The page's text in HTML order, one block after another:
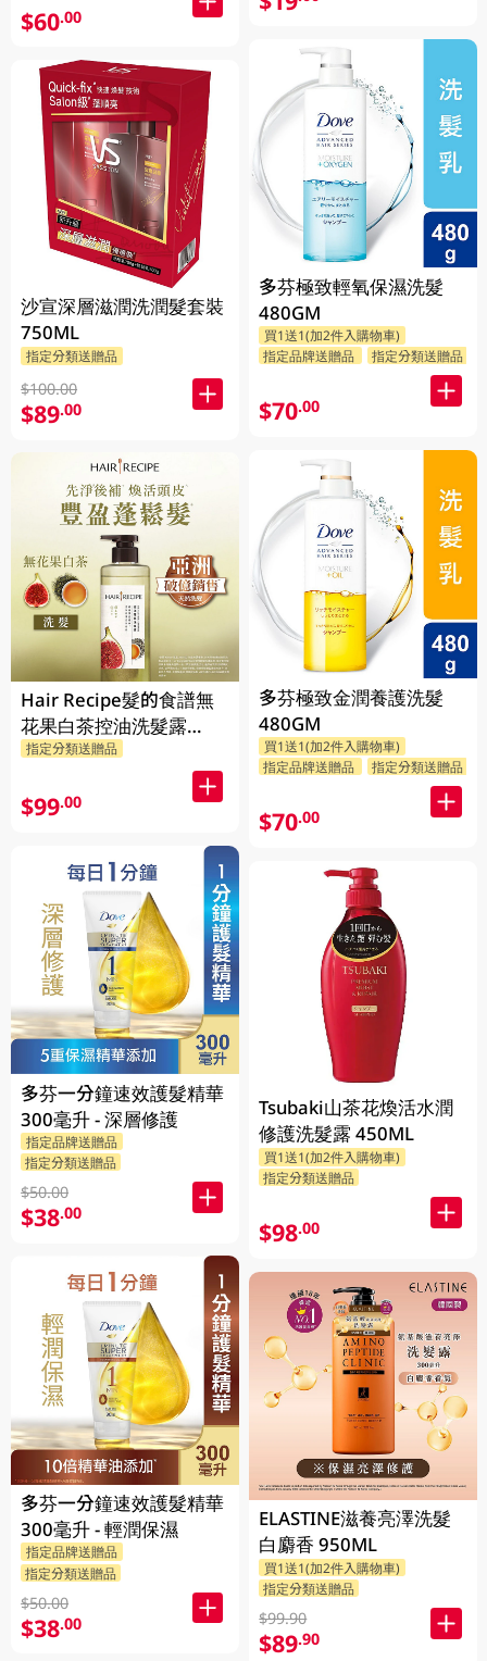
$60.00
沙宣深層滋潤洗潤髮套裝
750ML
指定分類送贈品
$100.00
$89.00
Hair Recipe髮的食譜無
花果白茶控油洗髮露
510ML(新舊裝隨機發貨)
指定分類送贈品
$99.00
多芬一分鐘速效護髮精華
300毫升 - 深層修護
指定品牌送贈品
指定分類送贈品
$50.00
$38.00
多芬一分鐘速效護髮精華
300毫升 - 輕潤保濕
指定品牌送贈品
指定分類送贈品
$50.00
$38.00
多芬極致輕氧保濕洗髮
480GM
買1送1(加2件入購物車)
指定品牌送贈品
指定分類送贈品
$70.00
多芬極致金潤養護洗髮
480GM
買1送1(加2件入購物車)
指定品牌送贈品
指定分類送贈品
$70.00
Tsubaki山茶花煥活水潤
修護洗髮露 450ML
買1送1(加2件入購物車)
指定分類送贈品
$98.00
ELASTINE滋養亮澤洗髮
白麝香 950ML
買1送1(加2件入購物車)
指定分類送贈品
$99.90
$89.90